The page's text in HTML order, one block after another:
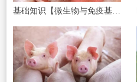
基础知识【微生物与免疫基础】